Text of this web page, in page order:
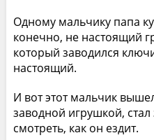
Одному мальчику папа
конечно, не настоящий
который заводился
настоящий.
И вот этот мальчик
заводной игрушкой, стал
смотреть, как он ездит.